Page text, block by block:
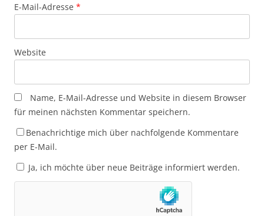
E-Mail-Adresse *
Website
Name, E-Mail-Adresse und Website in diesem Browser
für meinen nächsten Kommentar speichern.
Benachrichtige mich über nachfolgende Kommentare
per E-Mail.
Ja, ich möchte über neue Beiträge informiert werden.